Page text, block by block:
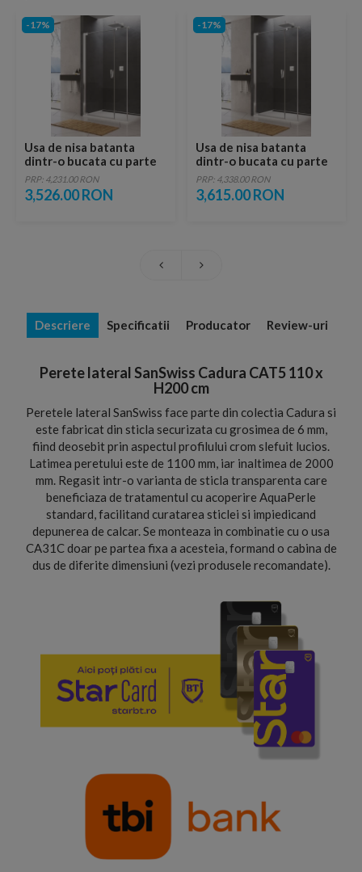
-17%
Usa de nisa batanta
dintr-o bucata cu parte
fixa SanSwiss Cadura
CA31C 80 x H200 cm
PRP: 4,231.00 RON
3,526.00 RON
-17%
Usa de nisa batanta
dintr-o bucata cu parte
fixa SanSwiss Cadura
CA31C 90 x H200 cm
PRP: 4,338.00 RON
3,615.00 RON
Descriere Specificatii Producator Review-uri
Perete lateral SanSwiss Cadura CAT5 110 x
H200 cm
Peretele lateral SanSwiss face parte din colectia Cadura si
este fabricat din sticla securizata cu grosimea de 6 mm,
fiind deosebit prin aspectul profilului crom slefuit lucios.
Latimea peretului este de 1100 mm, iar inaltimea de 2000
mm. Regasit intr-o varianta de sticla transparenta care
beneficiaza de tratamentul cu acoperire AquaPerle
standard, facilitand curatarea sticlei si impiedicand
depunerea de calcar. Se monteaza in combinatie cu o usa
CA31C doar pe partea fixa a acesteia, formand o cabina de
dus de diferite dimensiuni (vezi produsele recomandate).